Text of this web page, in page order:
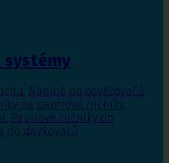
systémy
, Náplně do osvěžovačů
na papírové ručníky,
, Papírové ručníky do
do dávkovačů